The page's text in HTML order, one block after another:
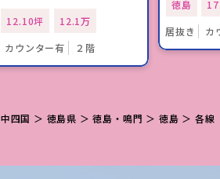
12.10坪
12.1万
カウンター有 ２階
徳島
居抜き
カ
中四国 ＞ 徳島県 ＞徳島・鳴門 ＞ 徳島 ＞ 各線